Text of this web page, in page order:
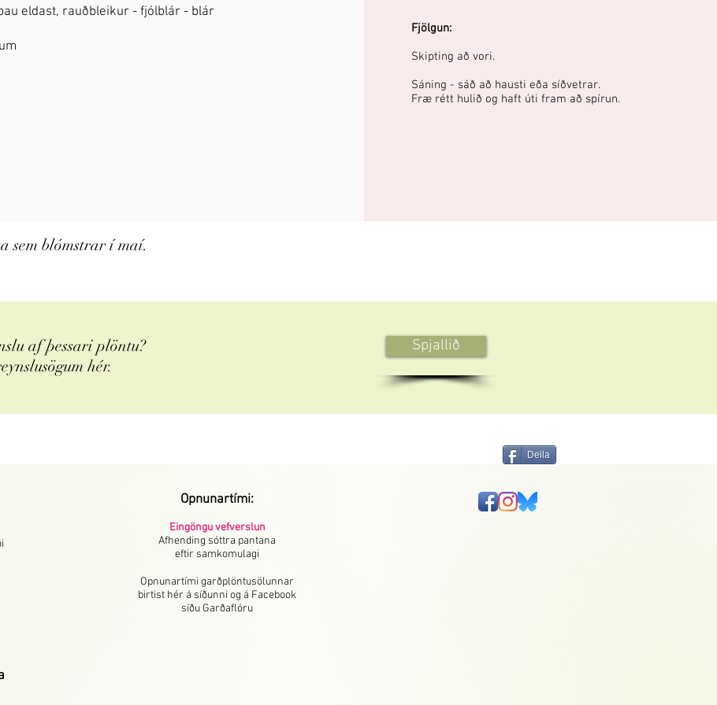
eldast, rauðbleikur - fjólblár - blár
Fjölgun:
Skipting að vori.
Sáning - sáð að hausti eða síðvetrar.
Fræ rétt hulið og haft úti fram að spírun.
sem blómstrar í maí.
af þessari plöntu?
hér.
Spjallið
Deila
Opnunartími:
Eingöngu vefverslun
Afhending sóttra pantana
eftir samkomulagi
Opnunartími garðplöntusölunnar
birtist hér á síðunni og á Facebook
síðu Garðaflóru